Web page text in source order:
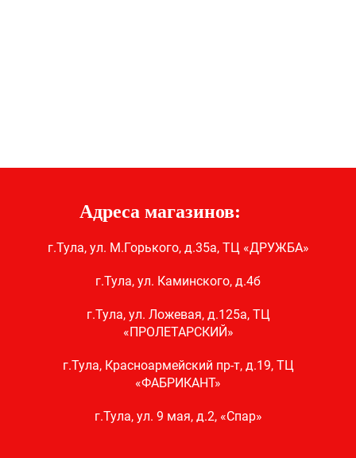
Адреса магазинов:
г.Тула, ул. М.Горького, д.35а, ТЦ «ДРУЖБА»
г.Тула, ул. Каминского, д.4б
г.Тула, ул. Ложевая, д.125а, ТЦ
«ПРОЛЕТАРСКИЙ»
г.Тула, Красноармейский пр-т, д.19, ТЦ
«ФАБРИКАНТ»
г.Тула, ул. 9 мая, д.2, «Спар»